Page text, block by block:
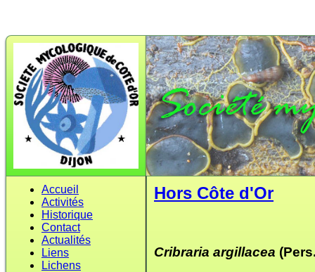
Accueil
Activités
Historique
Contact
Actualités
Liens
Lichens
Hors Côte d'Or
Cribraria argillacea